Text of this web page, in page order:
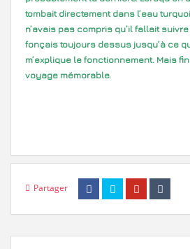
tombait directement dans l’eau
n’avais pas compris qu’il fallait
fonçais toujours dessus jusqu’à ce
m’explique le fonctionnement. Mais
voyage mémorable.
Partager